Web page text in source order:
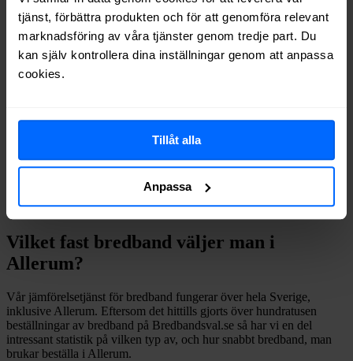
tjänst, förbättra produkten och för att genomföra relevant
marknadsföring av våra tjänster genom tredje part. Du
kan själv kontrollera dina inställningar genom att anpassa
cookies.
Tillåt alla
Anpassa
Ownit Fiber
64%
Telenor
Net at Once Fiber
48%
Internetport Fiber
47%
Comviq
Om du vill se exakt vilka internetleverantörer som erbjuder
Allerumpå Bredbandsval.se
Sök
Vilket fast bredband väljer man i
Allerum?
Vår jämförelsetjänst för bredband fungerar över hela Sverige,
inklusive Allerum. Eftersom det hittills gjorts över hundratusen
beställningar av bredband på Bredbandsval.se så har vi en del
intressant statistik på vilken typ av, och hur snabbt bredband, man
brukar beställa i Allerum.